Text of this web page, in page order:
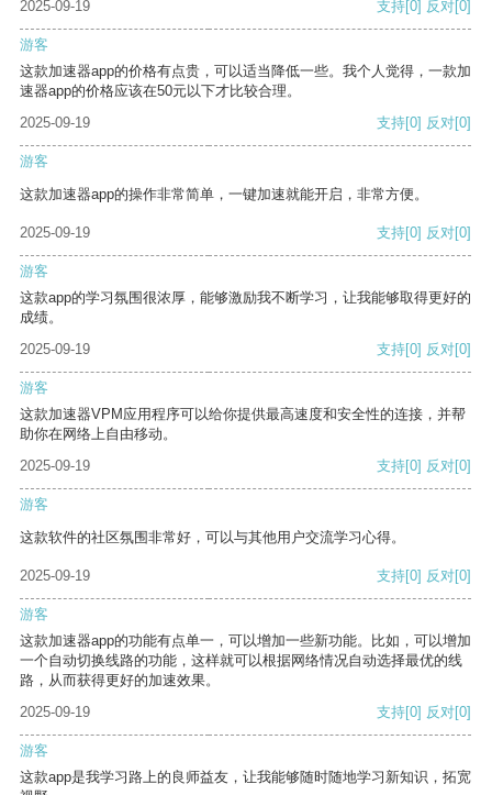
2025-09-19 支持[0] 反对[0]
游客
这款加速器app的价格有点贵，可以适当降低一些。我个人觉得，一款加
速器app的价格应该在50元以下才比较合理。
2025-09-19
支持[0] 反对[0]
游客
这款加速器app的操作非常简单，一键加速就能开启，非常方便。
2025-09-19 支持[0] 反对[0]
游客
这款app的学习氛围很浓厚，能够激励我不断学习，让我能够取得更好的
成绩。
2025-09-19
支持[0] 反对[0]
游客
这款加速器VPM应用程序可以给你提供最高速度和安全性的连接，并帮
助你在网络上自由移动。
2025-09-19
支持[0] 反对[0]
游客
这款软件的社区氛围非常好，可以与其他用户交流学习心得。
2025-09-19 支持[0] 反对[0]
游客
这款加速器app的功能有点单一，可以增加一些新功能。比如，可以增加
一个自动切换线路的功能，这样就可以根据网络情况自动选择最优的线
路，从而获得更好的加速效果。
2025-09-19
支持[0] 反对[0]
游客
这款app是我学习路上的良师益友，让我能够随时随地学习新知识，拓宽